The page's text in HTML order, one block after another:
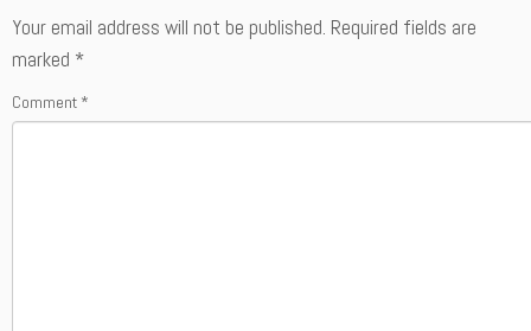
Your email address will not be published. Required fields are
marked *
Comment *